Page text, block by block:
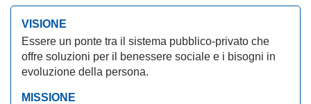
VISIONE
Essere un ponte tra il sistema pubblico-privato che
offre soluzioni per il benessere sociale e i bisogni in
evoluzione della persona.
MISSIONE